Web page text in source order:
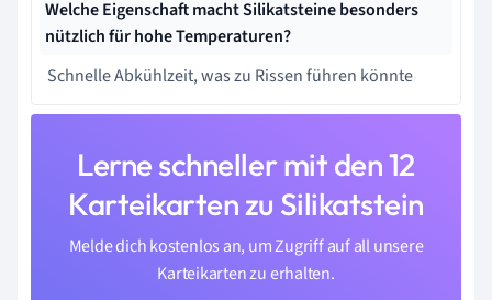
Welche Eigenschaft macht Silikatsteine besonders
nützlich für hohe Temperaturen?
Schnelle Abkühlzeit, was zu Rissen führen könnte
Lerne schneller mit den 12
Karteikarten zu Silikatstein
Melde dich kostenlos an, um Zugriff auf all unsere
Karteikarten zu erhalten.